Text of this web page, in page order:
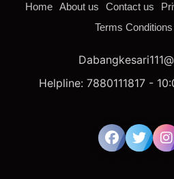
Home About us Contact us
Terms Conditions
Helpline: 7880111817 -